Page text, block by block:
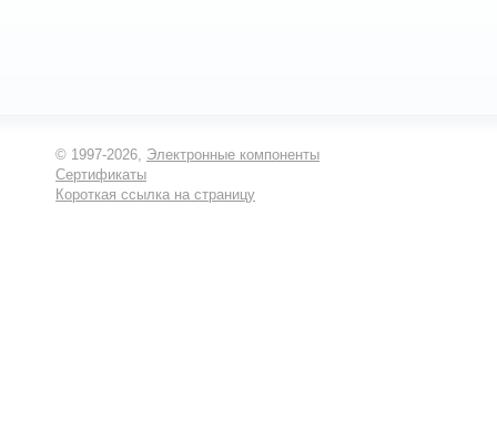
© 1997-2026, Электронные компоненты
Сертификаты
Короткая ссылка на страницу